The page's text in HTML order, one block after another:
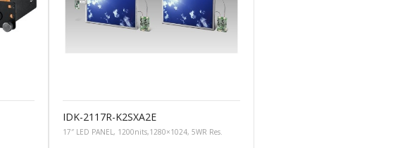
IDK-2117R-K2SXA2E
17″ LED PANEL, 1200nits,1280×1024, 5WR Res.